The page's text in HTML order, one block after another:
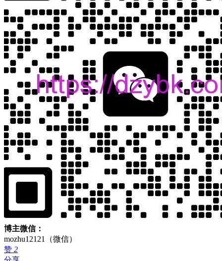
博主微信：
mozhu12121（微信）
赞 2